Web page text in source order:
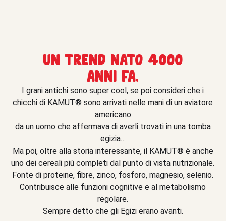
Un trend nato 4000
anni fa.
I grani antichi sono super cool, se poi consideri che i
chicchi di KAMUT® sono arrivati nelle mani di un aviatore
americano
da un uomo che affermava di averli trovati in una tomba
egizia…
Ma poi, oltre alla storia interessante, il KAMUT® è anche
uno dei cereali più completi dal punto di vista nutrizionale.
Fonte di proteine, fibre, zinco, fosforo, magnesio, selenio.
Contribuisce alle funzioni cognitive e al metabolismo
regolare.
Sempre detto che gli Egizi erano avanti.